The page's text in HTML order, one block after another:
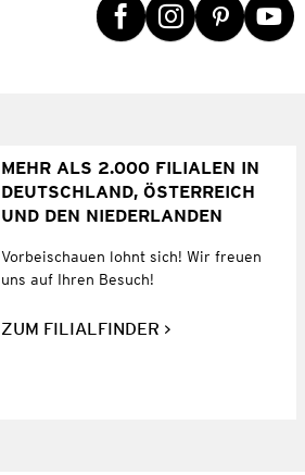
MEHR ALS 2.000 FILIALEN IN
DEUTSCHLAND, ÖSTERREICH
UND DEN NIEDERLANDEN
Vorbeischauen lohnt sich! Wir freuen
uns auf Ihren Besuch!
ZUM FILIALFINDER